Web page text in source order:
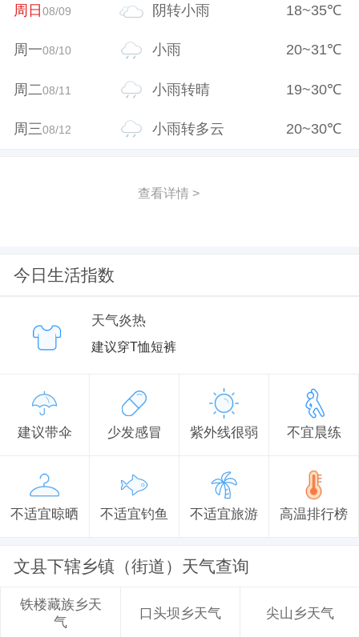
周日08/09 阴转小雨 18~35℃
周一08/10 小雨 20~31℃
周二08/11 小雨转晴 19~30℃
周三08/12 小雨转多云 20~30℃
查看详情 >
今日生活指数
天气炎热
建议穿T恤短裤
建议带伞 少发感冒 紫外线很弱 不宜晨练
不适宜晾晒 不适宜钓鱼 不适宜旅游 高温排行榜
文县下辖乡镇（街道）天气查询
铁楼藏族乡天
气
口头坝乡天气 尖山乡天气